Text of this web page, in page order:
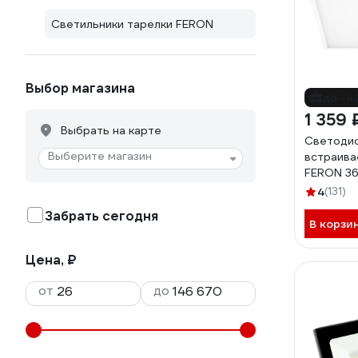
Светильники тарелки FERON
Выбор магазина
Выбрать на карте
Выберите магазин
Забрать сегодня
Цена, ₽
от
до
1 359
FERON
AL2115
4(131)
В